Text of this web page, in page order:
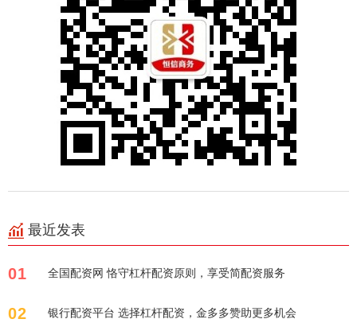
最近发表
01 全国配资网 恪守杠杆配资原则，享受简配资服务
02 银行配资平台 选择杠杆配资，金多多赞助更多机会